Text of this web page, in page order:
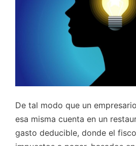
De tal modo que un
esa misma cuenta en un
gasto deducible, donde el